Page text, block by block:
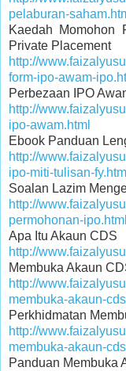
pelaburan-
Kaedah Momohon
Private Placement
http://
form-ipo-awam-
Perbezaan IPO
http://
ipo-awam.html
Ebook Panduan
http://
ipo-miti-tulisan-fy.html
Soalan Lazim
http://
permohonan-ipo.html
Apa Itu Akaun CDS
http://
Membuka Akaun
http://
membuka-akaun-
Perkhidmatan
http://
membuka-akaun-
Panduan Membuka